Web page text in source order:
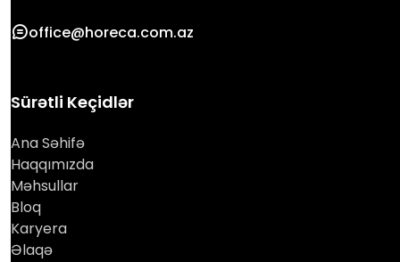
office@horeca.com.az
Sürətli Keçidlər
Ana Səhifə
Haqqımızda
Məhsullar
Bloq
Karyera
Əlaqə